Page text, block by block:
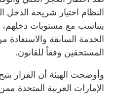
النظام اختيار شريحة الدخل
يتناسب مع مستويات
الخدمة السابقة والاستفادة
المستحقين وفقاً للقانون.
وأوضحت الهيئة أن القرار